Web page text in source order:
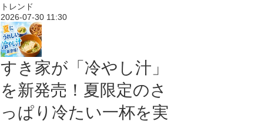
トレンド
2026-07-30 11:30
すき家が「冷やし汁」
を新発売！夏限定のさ
っぱり冷たい一杯を実